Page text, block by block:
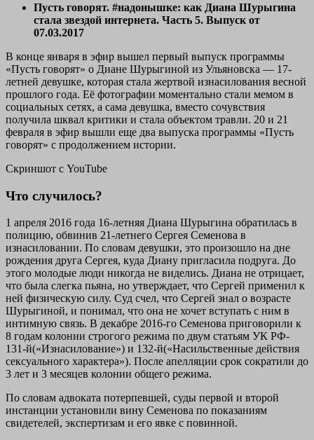
Пусть говорят. #надонышке: как Диана Шурыгина
стала звездой интернета. Часть 5. Выпуск от
07.03.2017
В конце января в эфир вышел первый выпуск программы
«Пусть говорят» о Диане Шурыгиной из Ульяновска — 17-
летней девушке, которая стала жертвой изнасилования весной
прошлого года. Её фотографии моментально стали мемом в
социальных сетях, а сама девушка, вместо сочувствия
получила шквал критики и стала объектом травли. 20 и 21
февраля в эфир вышли еще два выпуска программы «Пусть
говорят» с продолжением истории.
Скриншот с YouTube
Что случилось?
1 апреля 2016 года 16-летняя Диана Шурыгина обратилась в
полицию, обвинив 21-летнего Сергея Семенова в
изнасиловании. По словам девушки, это произошло на дне
рождения друга Сергея, куда Диану пригласила подруга. До
этого молодые люди никогда не виделись. Диана не отрицает,
что была слегка пьяна, но утверждает, что Сергей применил к
ней физическую силу. Суд счел, что Сергей знал о возрасте
Шурыгиной, и понимал, что она не хочет вступать с ним в
интимную связь. В декабре 2016-го Семенова приговорили к
8 годам колонии строгого режима по двум статьям УК РФ-
131-й(«Изнасилование») и 132-й(«Насильственные действия
сексуального характера»). После апелляции срок сократили до
3 лет и 3 месяцев колонии общего режима.
По словам адвоката потерпевшей, суды первой и второй
инстанции установили вину Семенова по показаниям
свидетелей, экспертизам и его явке с повинной.